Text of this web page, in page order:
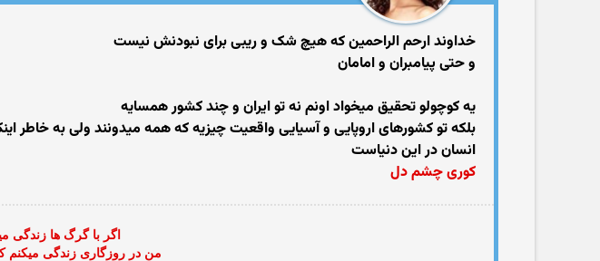
خداوند ارحم الراحمین که هیچ شک و ریبی برای نبودنش نیست
و حتی پیامبران و امامان
یه کوچولو تحقیق میخواد اونم نه تو ایران و چند کشور همسایه
بلکه تو کشورهای اروپایی و آسیایی واقعیت چیزیه که همه میدونند ولی به
انسان در این دنیاست
کوری چشم دل
اگر با گرگ ها زندگی
من در روزگاری زندگی میکنم